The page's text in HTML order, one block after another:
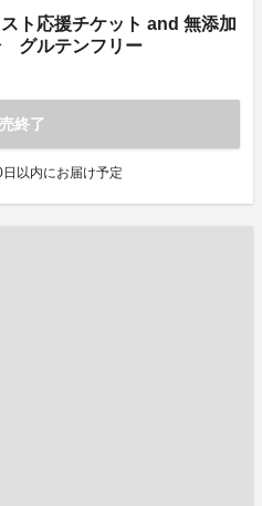
ト応援チケット and 無添加
グルテンフリー
終了
以内にお届け予定